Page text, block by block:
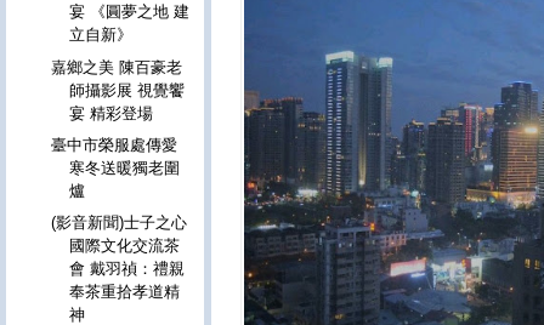
宴 《圓夢之地 建
立自新》
嘉鄉之美 陳百豪老
師攝影展 視覺饗
宴 精彩登場
臺中市榮服處傳愛
寒冬送暖獨老圍
爐
(影音新聞)士子之心
國際文化交流茶
會 戴羽禎：禮親
奉茶重拾孝道精
神